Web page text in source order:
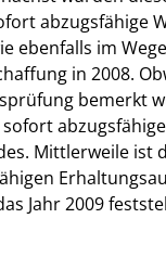
abzugsfähige
ebenfalls im
in 2008.
bemerkt
Mittlerweile ist
Jahr 2009